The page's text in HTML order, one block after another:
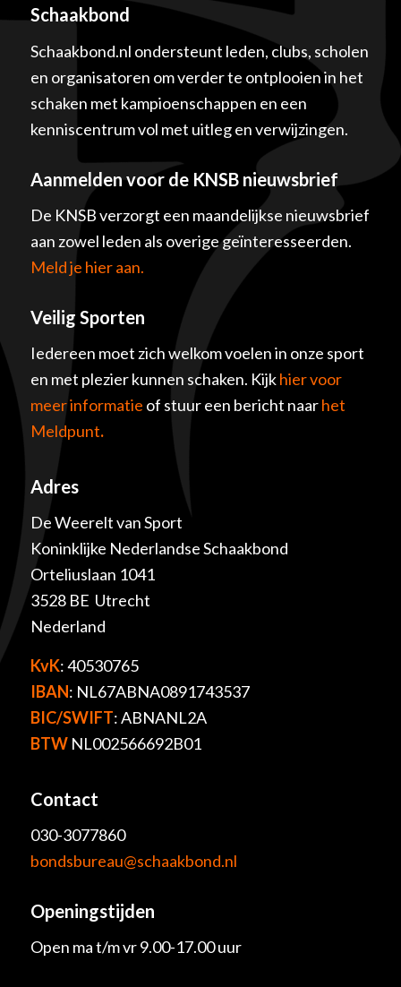
Schaakbond
Schaakbond.nl ondersteunt leden, clubs, scholen
en organisatoren om verder te ontplooien in het
schaken met kampioenschappen en een
kenniscentrum vol met uitleg en verwijzingen.
Aanmelden voor de KNSB nieuwsbrief
De KNSB verzorgt een maandelijkse nieuwsbrief
aan zowel leden als overige geïnteresseerden.
Meld je hier aan.
Veilig Sporten
Iedereen moet zich welkom voelen in onze sport
en met plezier kunnen schaken. Kijkhier voor
meer informatie of stuur een bericht naarhet
Meldpunt.
Adres
De Weerelt van Sport
Koninklijke Nederlandse Schaakbond
Orteliuslaan 1041
3528 BE Utrecht
Nederland
KvK: 40530765
IBAN: NL67ABNA0891743537
BIC/SWIFT: ABNANL2A
BTWNL002566692B01
Contact
030-3077860
bondsbureau@schaakbond.nl
Openingstijden
Open ma t/m vr 9.00-17.00 uur